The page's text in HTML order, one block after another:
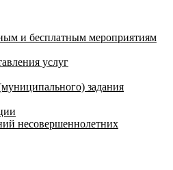
и бесплатным мероприятиям
услуг
задания
несовершеннолетних